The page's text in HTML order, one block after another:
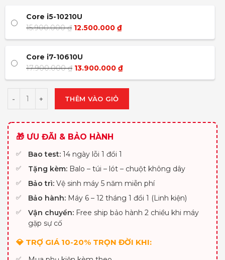
Core i5-10210U
15.900.000₫ 12.500.000 ₫
Core i7-10610U
17.900.000₫ 13.900.000 ₫
THÊM VÀO GIỎ
🎁 ƯU ĐÃI & BẢO HÀNH
Bao test: 14 ngày lỗi 1 đổi 1
Tặng kèm: Balo – túi – lót – chuột không dây
Bảo trì: Vệ sinh máy 5 năm miễn phí
Bảo hành: Máy 6 – 12 tháng 1 đổi 1 (Linh kiện)
Vận chuyển: Free ship bảo hành 2 chiều khi máy
gặp sự cố
💎 TRỢ GIÁ 10-20% TRỌN ĐỜI KHI: